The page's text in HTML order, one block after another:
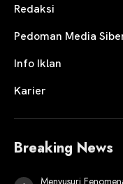
Redaksi
Pedoman Media
Info Iklan
Karier
Breaking News